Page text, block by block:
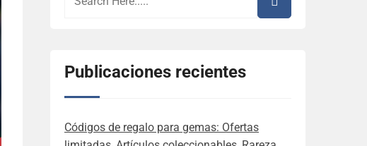
Publicaciones recientes
Códigos de regalo para gemas: Ofertas